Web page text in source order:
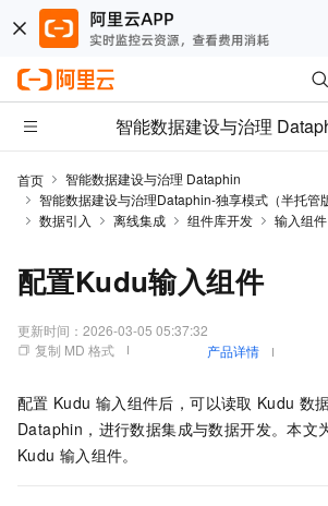
智能数据建设与治理
首页
智能数据建设与治理 Dataphin
智能数据建设与治理Dataphin-独享模式（半托管
数据引入
离线集成 组件库开发 输入组件
配置Kudu输入组件
更新时间： 2026-03-05 05:37:32
复制 MD 格式
产品详情
配置 Kudu 输入组件后，可以读取 Kudu 数
Dataphin，进行数据集成与数据开发。本文
Kudu 输入组件。